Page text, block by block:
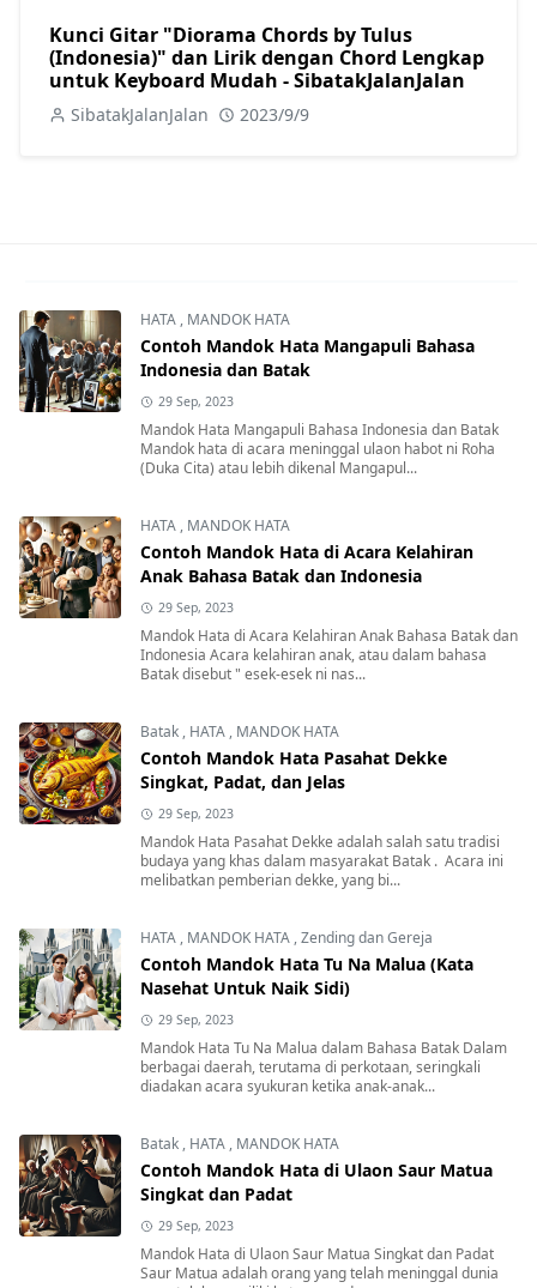
Kunci Gitar "Diorama Chords by Tulus
(Indonesia)" dan Lirik dengan Chord Lengkap
untuk Keyboard Mudah - SibatakJalanJalan
SibatakJalanJalan 2023/9/9
HATA , MANDOK HATA
Contoh Mandok Hata Mangapuli Bahasa
Indonesia dan Batak
29 Sep, 2023
Mandok Hata Mangapuli Bahasa Indonesia dan Batak
Mandok hata di acara meninggal ulaon habot ni Roha
(Duka Cita) atau lebih dikenal Mangapul...
HATA , MANDOK HATA
Contoh Mandok Hata di Acara Kelahiran
Anak Bahasa Batak dan Indonesia
29 Sep, 2023
Mandok Hata di Acara Kelahiran Anak Bahasa Batak dan
Indonesia Acara kelahiran anak, atau dalam bahasa
Batak disebut " esek-esek ni nas...
Batak , HATA , MANDOK HATA
Contoh Mandok Hata Pasahat Dekke
Singkat, Padat, dan Jelas
29 Sep, 2023
Mandok Hata Pasahat Dekke adalah salah satu tradisi
budaya yang khas dalam masyarakat Batak . Acara ini
melibatkan pemberian dekke, yang bi...
HATA , MANDOK HATA ,Zending dan Gereja
Contoh Mandok Hata Tu Na Malua (Kata
Nasehat Untuk Naik Sidi)
29 Sep, 2023
Mandok Hata Tu Na Malua dalam Bahasa Batak Dalam
berbagai daerah, terutama di perkotaan, seringkali
diadakan acara syukuran ketika anak-anak...
Batak , HATA , MANDOK HATA
Contoh Mandok Hata di Ulaon Saur Matua
Singkat dan Padat
29 Sep, 2023
Mandok Hata di Ulaon Saur Matua Singkat dan Padat
Saur Matua adalah orang yang telah meninggal dunia